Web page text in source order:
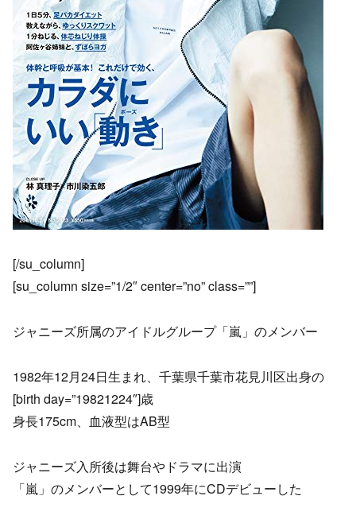
[/su_column]
[su_column size=”1/2″ center=”no” class=””]
ジャニーズ所属のアイドルグループ「嵐」のメンバー
1982年12月24日生まれ、千葉県千葉市花見川区出身の
[birth day=”19821224″]歳
身長175cm、血液型はAB型
ジャニーズ入所後は舞台やドラマに出演
「嵐」のメンバーとして1999年にCDデビューした